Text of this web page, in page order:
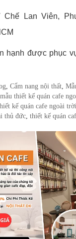
Chế Lan Viên,
được phục
,Cẩm nang nội thất ,
Tags
mẫu thiết kế quán cafe
kế quán cafe ngoài
thủ đức ,thiết kế quán